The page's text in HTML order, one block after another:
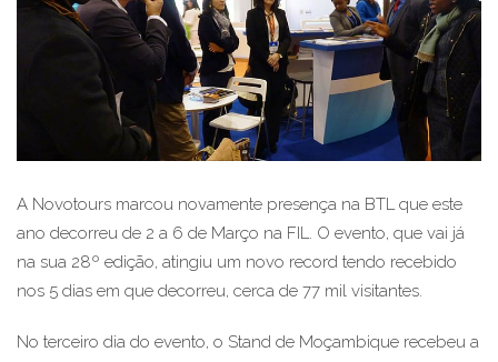
A Novotours marcou novamente presença na BTL que este
ano decorreu de 2 a 6 de Março na FIL. O evento, que vai já
na sua 28º edição, atingiu um novo record tendo recebido
nos 5 dias em que decorreu, cerca de 77 mil visitantes.
No terceiro dia do evento, o Stand de Moçambique recebeu a